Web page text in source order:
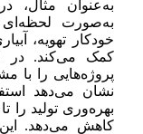
به‌عنوان مثال،
خودکار تهویه،
پروژه‌هایی را با
نشان می‌دهد
کاهش می‌دهد.